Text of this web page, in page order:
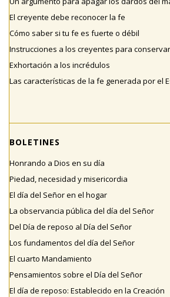
El creyente debe reconocer la fe
Cómo saber si tu fe es fuerte o débil
Instrucciones a los creyentes para
Exhortación a los incrédulos
Las características de la fe generada por el
BOLETINES
Honrando a Dios en su día
Piedad, necesidad y misericordia
El día del Señor en el hogar
La observancia pública del día del Señor
Del Día de reposo al Día del Señor
Los fundamentos del día del Señor
El cuarto Mandamiento
Pensamientos sobre el Día del Señor
El día de reposo: Establecido en la Creación